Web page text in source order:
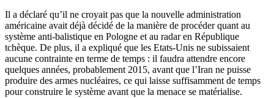
Il a déclaré qu’il ne croyait pas que la nouvelle administration
américaine avait déjà décidé de la manière de procéder quant au
système anti-balistique en Pologne et au radar en République
tchèque. De plus, il a expliqué que les Etats-Unis ne subissaient
aucune contrainte en terme de temps : il faudra attendre encore
quelques années, probablement 2015, avant que l’Iran ne puisse
produire des armes nucléaires, ce qui laisse suffisamment de temps
pour construire le système avant que la menace se matérialise.